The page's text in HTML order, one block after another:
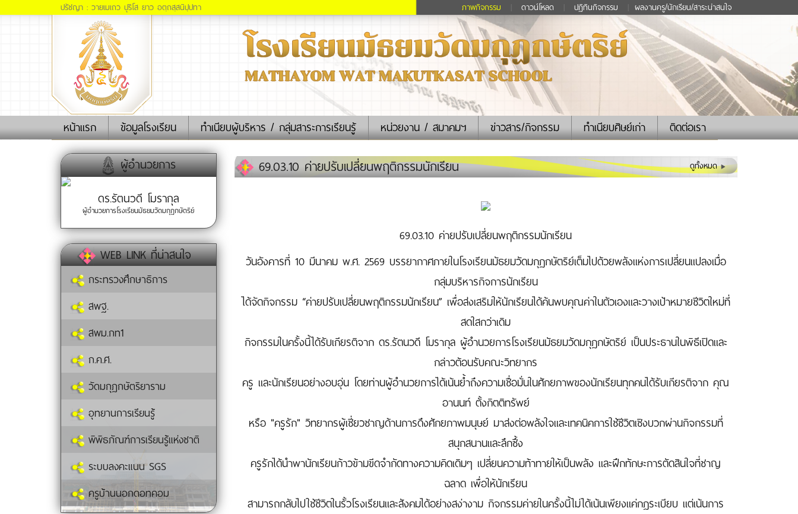
ปรัชญา : วายเมเถว ปุริโส ยาว อตฺถสฺสนิปฺปทา ภาพกิจกรรม ดาวน์โหลด ปฏิทินกิจกรรม ผลงานครู/นักเรียน/สาระน่าสนใจ
หน้าแรก(current)ข้อมูลโรงเรียน ทำเนียบผู้บริหาร / กลุ่มสาระการเรียนรู้ หน่วยงาน / สมาคมฯ ข่าวสาร/กิจกรรม ทำเนียบศิษย์เก่า ติดต่อเรา
ผู้อำนวยการ
ดร.รัตนวดี โมรากุล
ผู้อำนวยการโรงเรียนมัธยมวัดมกุฏกษัตริย์
WEB LINK ที่น่าสนใจ
กระทรวงศึกษาธิการ
สพฐ.
สพม.กท1
ก.ค.ศ.
วัดมกุฏกษัตริยาราม
อุทยานการเรียนรู้
พิพิธภัณฑ์การเรียนรู้แห่งชาติ
ระบบลงคะแนน SGS
ครูบ้านนอกดอทคอม
69.03.10 ค่ายปรับเปลี่ยนพฤติกรรมนักเรียน ดูทั้งหมด
69.03.10 ค่ายปรับเปลี่ยนพฤติกรรมนักเรียน
วันอังคารที่ 10 มีนาคม พ.ศ. 2569 บรรยากาศภายในโรงเรียนมัธยมวัดมกุฏกษัตริย์เต็มไปด้วยพลังแห่งการเปลี่ยนแปลงเมื่อ
กลุ่มบริหารกิจการนักเรียน
ได้จัดกิจกรรม “ค่ายปรับเปลี่ยนพฤติกรรมนักเรียน” เพื่อส่งเสริมให้นักเรียนได้ค้นพบคุณค่าในตัวเองและวางเป้าหมายชีวิตใหม่ที่
สดใสกว่าเดิม
กิจกรรมในครั้งนี้ได้รับเกียรติจาก ดร.รัตนวดี โมรากุล ผู้อำนวยการโรงเรียนมัธยมวัดมกุฏกษัตริย์ เป็นประธานในพิธีเปิดและ
กล่าวต้อนรับคณะวิทยากร
ครู และนักเรียนอย่างอบอุ่น โดยท่านผู้อำนวยการได้เน้นย้ำถึงความเชื่อมั่นในศักยภาพของนักเรียนทุกคนได้รับเกียรติจาก คุณ
อานนท์ ตั้งกิตติทรัพย์
หรือ "ครูรัก" วิทยากรผู้เชี่ยวชาญด้านการดึงศักยภาพมนุษย์ มาส่งต่อพลังใจและเทคนิคการใช้ชีวิตเชิงบวกผ่านกิจกรรมที่
สนุกสนานและลึกซึ้ง
ครูรักได้นำพานักเรียนก้าวข้ามขีดจำกัดทางความคิดเดิมๆ เปลี่ยนความท้าทายให้เป็นพลัง และฝึกทักษะการตัดสินใจที่ชาญ
ฉลาด เพื่อให้นักเรียน
สามารถกลับไปใช้ชีวิตในรั้วโรงเรียนและสังคมได้อย่างสง่างาม กิจกรรมค่ายในครั้งนี้ไม่ได้เน้นเพียงแค่กฎระเบียบ แต่เน้นการ